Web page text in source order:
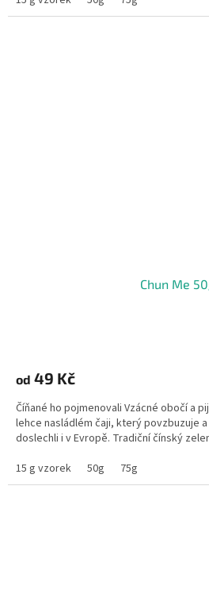
Chun Me
od 49 Kč
Číňané ho pojmenovali Vzácné obočí a
lehce nasládlém čaji, který povzbuzuje
doslechli i v Evropě. Tradiční čínský
15 g vzorek
50g 75g